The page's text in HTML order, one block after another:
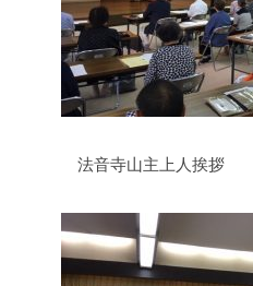
法音寺山主上人挨拶